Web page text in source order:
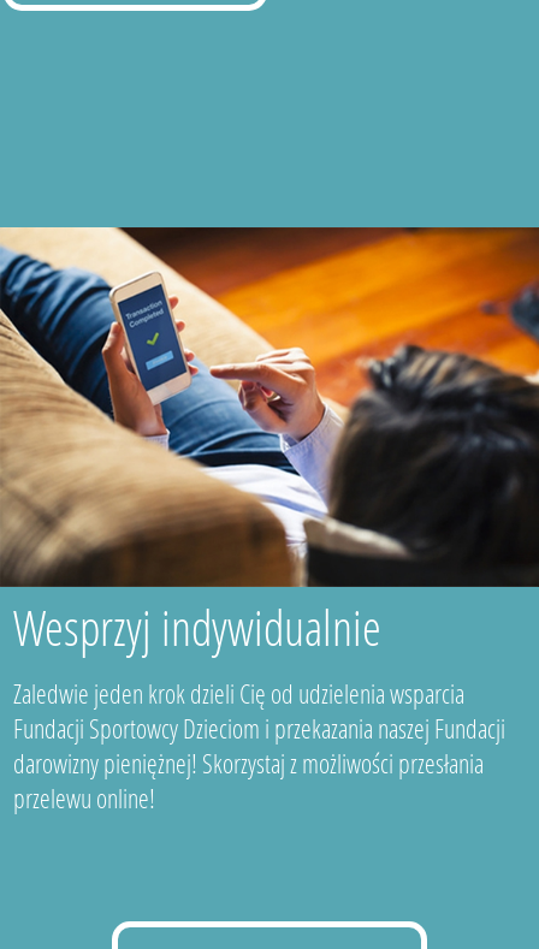
Wesprzyj indywidualnie
Zaledwie jeden krok dzieli Cię od udzielenia wsparcia
Fundacji Sportowcy Dzieciom i przekazania naszej Fundacji
darowizny pieniężnej! Skorzystaj z możliwości przesłania
przelewu online!